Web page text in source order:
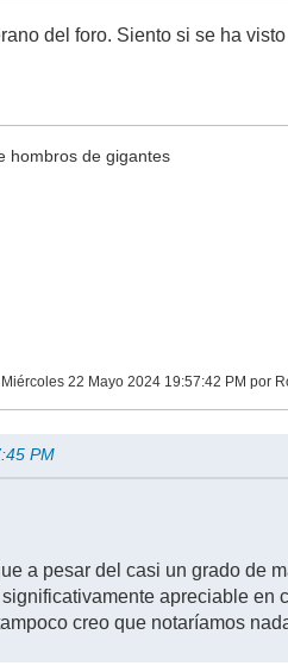
del foro. Siento si se ha
hombros de gigantes
Miércoles 22 Mayo 2024 19:57:42 PM por
PM
a pesar del casi un grado de
apreciable en
creo que notaríamos